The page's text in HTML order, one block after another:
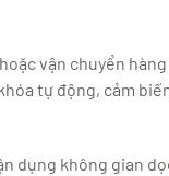
vận chuyển
tự động, cảm
dụng không gian